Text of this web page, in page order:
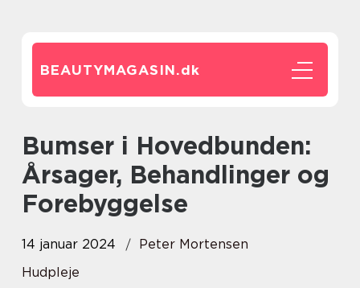
BEAUTYMAGASIN.dk
Bumser i Hovedbunden:
Årsager, Behandlinger og
Forebyggelse
14 januar 2024
Peter Mortensen
Hudpleje